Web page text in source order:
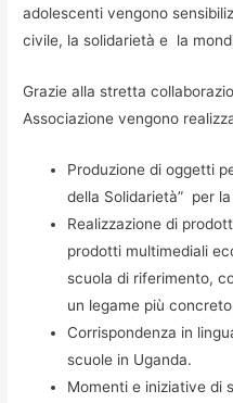
adolescenti vengono
civile, la solidarietà e la
Grazie alla stretta
Associazione vengono
Produzione di oggetti
della Solidarietà” per
Realizzazione di
prodotti multimediali
scuola di riferimento,
un legame più
Corrispondenza in
scuole in Uganda.
Momenti e iniziative di